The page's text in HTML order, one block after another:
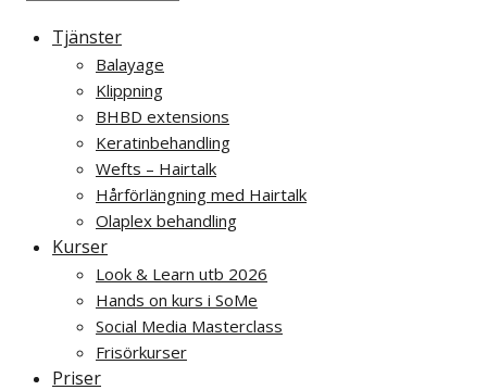
Tjänster
Balayage
Klippning
BHBD extensions
Keratinbehandling
Wefts – Hairtalk
Hårförlängning med Hairtalk
Olaplex behandling
Kurser
Look & Learn utb 2026
Hands on kurs i SoMe
Social Media Masterclass
Frisörkurser
Priser